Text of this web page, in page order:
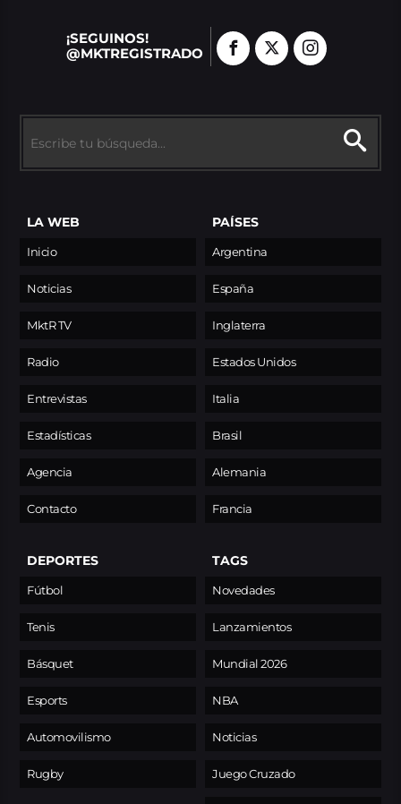
¡SEGUINOS!
@MKTREGISTRADO
LA WEB
Inicio
Noticias
MktR TV
Radio
Entrevistas
Estadísticas
Agencia
Contacto
PAÍSES
Argentina
España
Inglaterra
Estados Unidos
Italia
Brasil
Alemania
Francia
DEPORTES
Fútbol
Tenis
Básquet
Esports
Automovilismo
Rugby
TAGS
Novedades
Lanzamientos
Mundial 2026
NBA
Noticias
Juego Cruzado